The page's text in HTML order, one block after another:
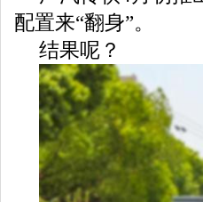
配置来“翻身”。
结果呢？